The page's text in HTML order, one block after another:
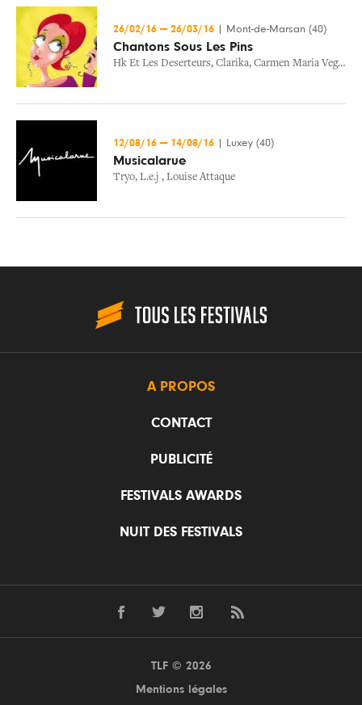
26/02/16 — 26/03/16 Mont-de-Marsan (40)
Chantons Sous Les Pins
Hk Et Les Deserteurs, Clarika, Carmen Maria Vega ,
12/08/16 — 14/08/16 Luxey (40)
Musicalarue
Tryo, L.e.j , Louise Attaque
A PROPOS
CONTACT
PUBLICITÉ
FESTIVALS AWARDS
NUIT DES FESTIVALS
TLF © 2026
Mentions légales